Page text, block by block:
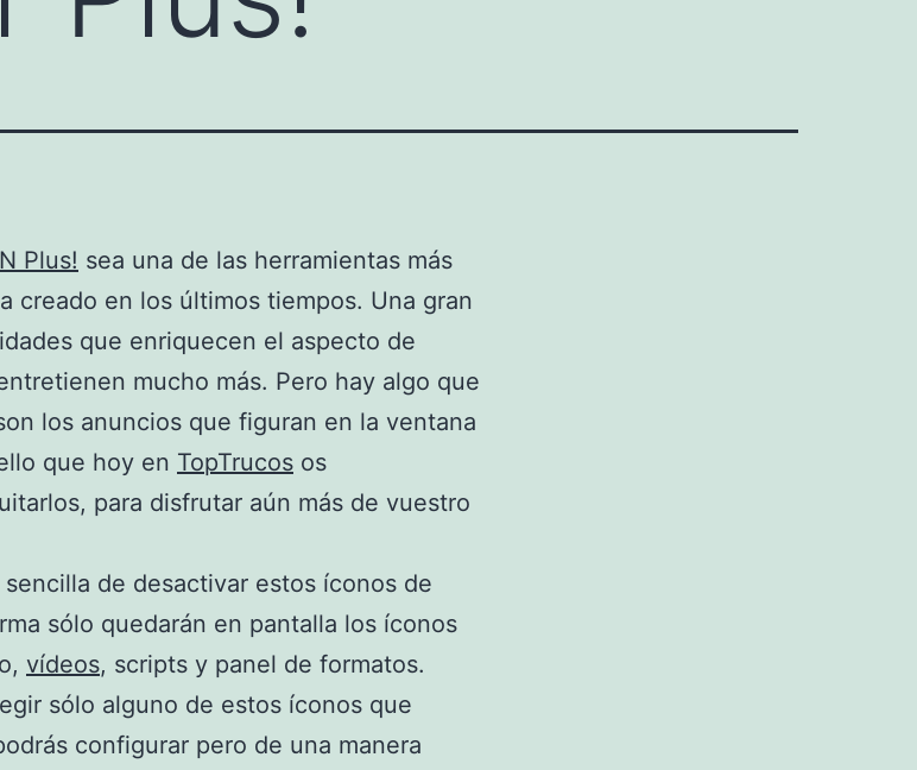
Plus! sea una de las herramientas más
creado en los últimos tiempos. Una gran
que enriquecen el aspecto de
mucho más. Pero hay algo que
los anuncios que figuran en la ventana
que hoy en TopTrucos os
para disfrutar aún más de vuestro
de desactivar estos íconos de
sólo quedarán en pantalla los íconos
vídeos, scripts y panel de formatos.
sólo alguno de estos íconos que
configurar pero de una manera